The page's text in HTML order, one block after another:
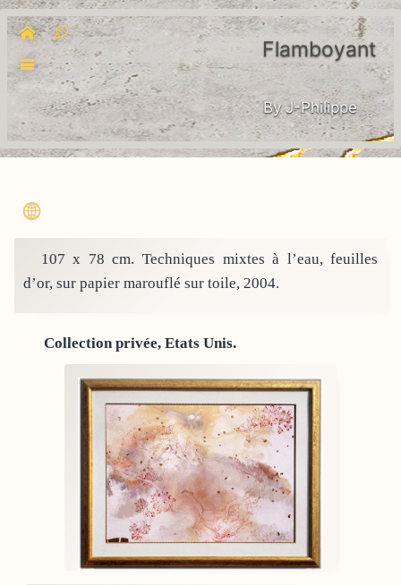
Flamboyant
By J-Philippe
107 x 78 cm. Techniques mixtes à l’eau, feuilles
d’or, sur papier marouflé sur toile, 2004.
Collection privée, Etats Unis.